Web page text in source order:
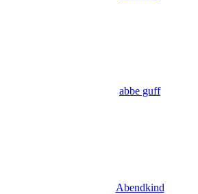
abbe guff
Abendkind